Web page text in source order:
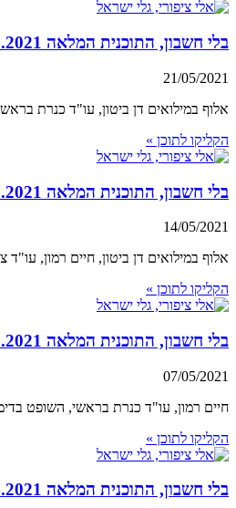
בלי חשבון, התוכנית המלאה 21.05.2021
21/05/2021
אלוף במילואים דן ביטון, עו"ד כנרת
הקליקו לתוכן »
בלי חשבון, התוכנית המלאה 14.05.2021
14/05/2021
אלוף במילואים דן ביטון, חיים רמון,
הקליקו לתוכן »
בלי חשבון, התוכנית המלאה 07.05.2021
07/05/2021
חיים רמון, עו"ד כנרת בראשי, השופט
הקליקו לתוכן »
בלי חשבון, התוכנית המלאה 09.04.2021